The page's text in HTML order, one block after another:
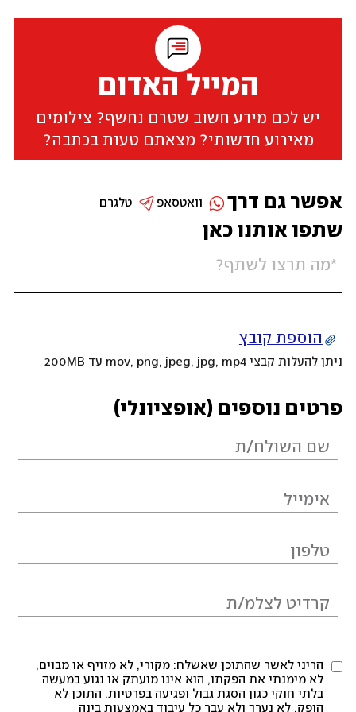
המייל האדום
יש לכם מידע חשוב שטרם נחשף? צילומים
מאירוע חדשותי? מצאתם טעות בכתבה?
שתפו אותנו כאן
הוספת קובץ
ניתן להעלות קבצי mov, png, jpeg, jpg, mp4 עד 200MB
פרטים נוספים (אופציונלי)
הריני לאשר שהתוכן שאשלח: מקורי, לא מזויף או מבוים,
לא מימנתי את הפקתו, הוא אינו מועתק או נגוע במעשה
בלתי חוקי כגון הסגת גבול ופגיעה בפרטיות. התוכן לא
הופק, לא נערך ולא עבר כל עיבוד באמצעות בינה
אפשר גם דרך טלגרם וואטסאפ